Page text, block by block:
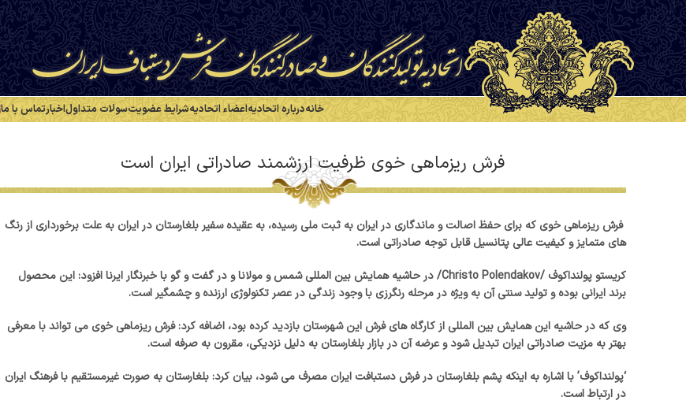
خانهدرباره اتحادیهاعضاء اتحادیهشرایط عضویتسولات متداولاخبارتماس با ما
فرش ریزماهی خوی ظرفیت ارزشمند صادراتی ایران است
فرش ریزماهی خوی که برای حفظ اصالت و ماندگاری در ایران به ثبت ملی رسیده، به عقیده سفیر بلغارستان در ایران به علت برخورداری از رنگ
های متمایز و کیفیت عالی پتانسیل قابل توجه صادراتی است.
کریستو پولنداکوف /Christo Polendakov/ در حاشیه همایش بین المللی شمس و مولانا و در گفت و گو با خبرنگار ایرنا افزود: این محصول
برند ایرانی بوده و تولید سنتی آن به ویژه در مرحله رنگرزی با وجود زندگی در عصر تکنولوژی ارزنده و چشمگیر است.
وی که در حاشیه این همایش بین المللی از کارگاه های فرش این شهرستان بازدید کرده بود، اضافه کرد: فرش ریزماهی خوی می تواند با معرفی
بهتر به مزیت صادراتی ایران تبدیل شود و عرضه آن در بازار بلغارستان به دلیل نزدیکی، مقرون به صرفه است.
‘پولنداکوف’ با اشاره به اینکه پشم بلغارستان در فرش دستبافت ایران مصرف می شود، بیان کرد: بلغارستان به صورت غیرمستقیم با فرهنگ ایران
در ارتباط است.